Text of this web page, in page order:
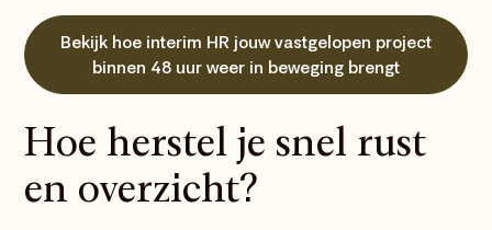
Bekijk hoe interim HR jouw vastgelopen project
binnen 48 uur weer in beweging brengt
Hoe herstel je snel rust
en overzicht?